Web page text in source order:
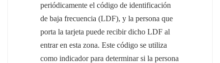
periódicamente el código de identificación
de baja frecuencia (LDF), y la persona que
porta la tarjeta puede recibir dicho LDF al
entrar en esta zona. Este código se utiliza
como indicador para determinar si la persona